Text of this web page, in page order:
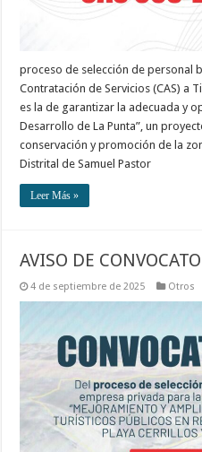
proceso de selección de personal
Contratación de Servicios (CAS) a
es la de garantizar la adecuada y
Desarrollo de La Punta”, un
conservación y promoción de la
Distrital de Samuel Pastor
Leer Más »
AVISO DE
4 de septiembre de 2025 Otros